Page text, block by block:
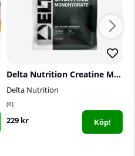
Delta Nutrition Creatine Monohydrate, 400 g
Delta Nutrition
0
229 kr Köp!